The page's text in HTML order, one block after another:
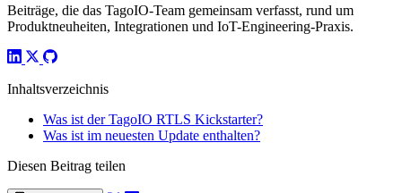
Beiträge, die das TagoIO-Team gemeinsam verfasst, rund um
Produktneuheiten, Integrationen und IoT-Engineering-Praxis.
Inhaltsverzeichnis
Was ist der TagoIO RTLS Kickstarter?
Was ist im neuesten Update enthalten?
Diesen Beitrag teilen